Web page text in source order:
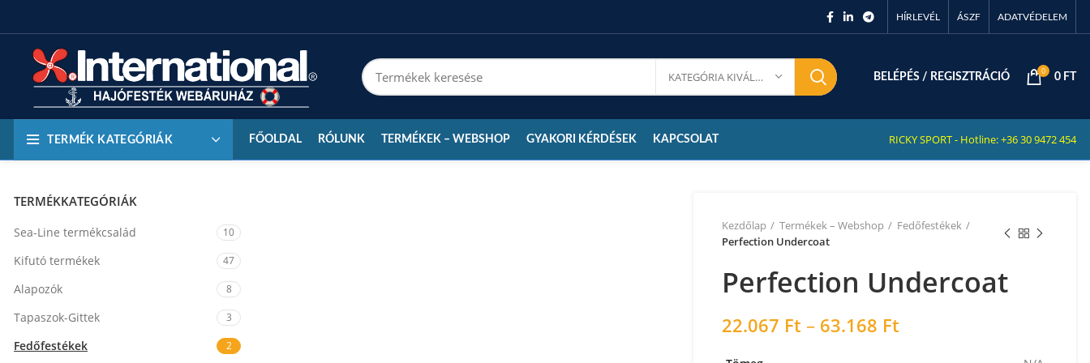
HÍRLEVÉL ÁSZF ADATVÉDELEM
KATEGÓRIA KIVÁLASZTÁSA BELÉPÉS / REGISZTRÁCIÓ
0
0 FT
TERMÉK KATEGÓRIÁK FŐOLDAL RÓLUNK TERMÉKEK – WEBSHOP GYAKORI KÉRDÉSEK KAPCSOLAT RICKY SPORT - Hotline: +36 30 9472 454
Kezdőlap Termékek – Webshop
Fedőfestékek
Perfection Undercoat
Perfection Undercoat
22.067 Ft – 63.168 Ft
TERMÉKKATEGÓRIÁK
Sea-Line termékcsalád 10
Kifutó termékek 47
Alapozók 8
Tapaszok-Gittek 3
Fedőfestékek 2